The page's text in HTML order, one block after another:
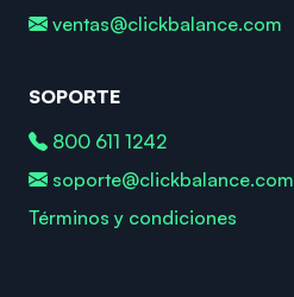
ventas@clickbalance.com
SOPORTE
800 611 1242
soporte@clickbalance.com
Términos y condiciones